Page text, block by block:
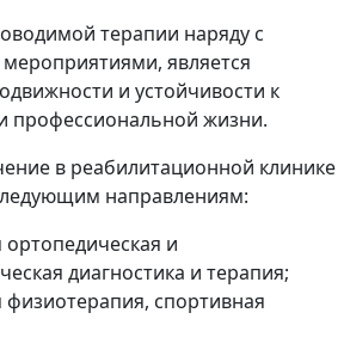
терапии наряду с
является
и устойчивости к
профессиональной жизни.
в реабилитационной клинике
направлениям:
и
диагностика и терапия;
спортивная